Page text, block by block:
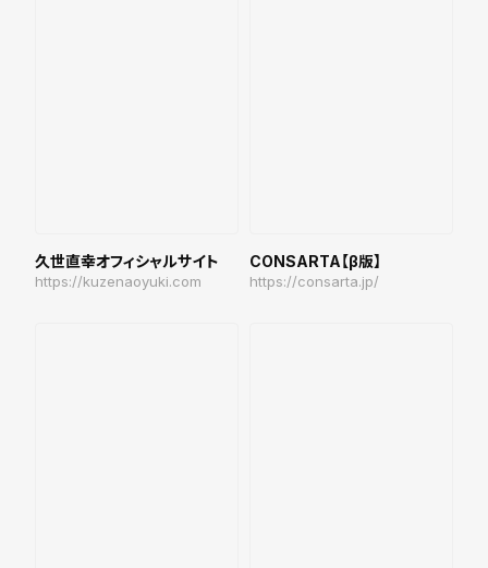
久世直幸オフィシャルサイト
https://kuzenaoyuki.com
CONSARTA【β版】
https://consarta.jp/